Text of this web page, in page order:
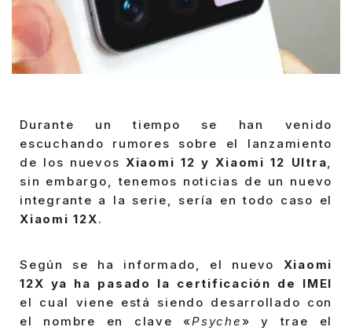
Durante un tiempo se han venido
escuchando rumores sobre el lanzamiento
de los nuevos Xiaomi 12 y Xiaomi 12 Ultra,
sin embargo, tenemos noticias de un nuevo
integrante a la serie, sería en todo caso el
Xiaomi 12X.
Según se ha informado, el nuevo
Xiaomi
12X ya ha pasado la certificación de IMEI
el cual viene está siendo desarrollado con
el nombre en clave «Psyche» y trae el